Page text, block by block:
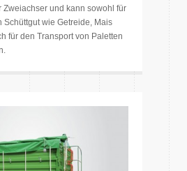
Zweiachser und kann sowohl für
Schüttgut wie Getreide, Mais
für den Transport von Paletten